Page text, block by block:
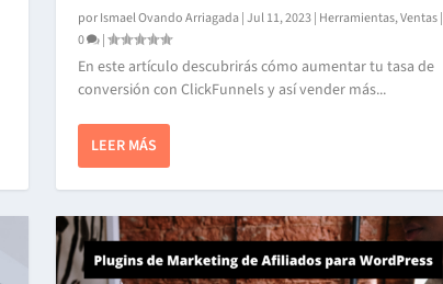
porIsmael Ovando Arriagada|Jul 11, 2023| Herramientas,Ventas|
0
|
En este artículo descubrirás cómo aumentar tu tasa de
conversión con ClickFunnels y así vender más...
LEER MÁS